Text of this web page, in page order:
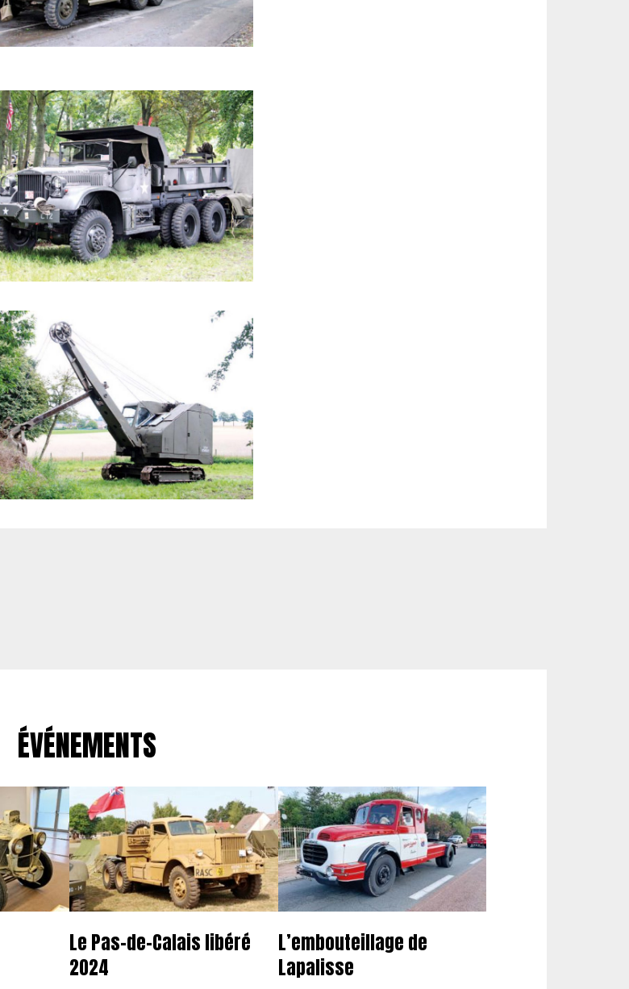
ÉVÉNEMENTS
Le Pas-de-Calais libéré
2024
L’embouteillage de
Lapalisse